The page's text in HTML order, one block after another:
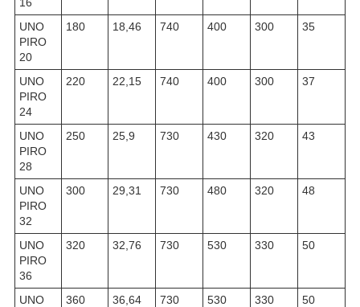
UNO
PIRO
20
180 18,46 740 400 300 35
UNO
PIRO
24
220 22,15 740 400 300 37
UNO
PIRO
28
250 25,9 730 430 320 43
UNO
PIRO
32
300 29,31 730 480 320 48
UNO
PIRO
36
320 32,76 730 530 330 50
UNO
360 36,64 730 530 330 50